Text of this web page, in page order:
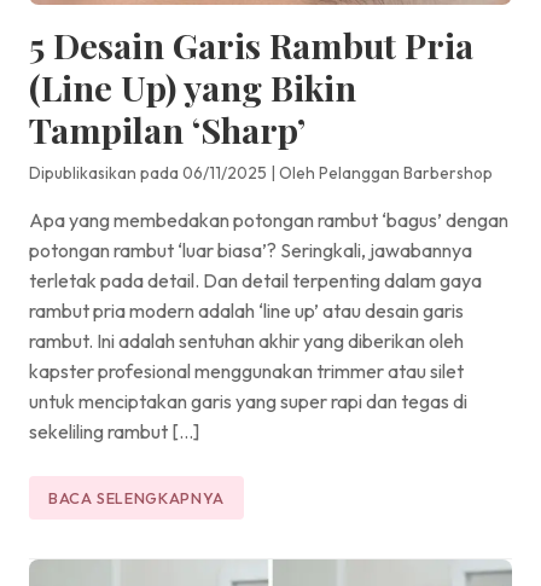
5 Desain Garis Rambut Pria
(Line Up) yang Bikin
Tampilan ‘Sharp’
Dipublikasikan pada 06/11/2025 | Oleh Pelanggan Barbershop
Apa yang membedakan potongan rambut ‘bagus’ dengan
potongan rambut ‘luar biasa’? Seringkali, jawabannya
terletak pada detail. Dan detail terpenting dalam gaya
rambut pria modern adalah ‘line up’ atau desain garis
rambut. Ini adalah sentuhan akhir yang diberikan oleh
kapster profesional menggunakan trimmer atau silet
untuk menciptakan garis yang super rapi dan tegas di
sekeliling rambut […]
BACA SELENGKAPNYA